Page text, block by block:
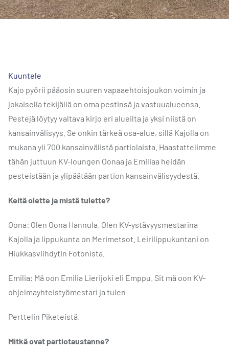
Kuuntele
Kajo pyörii pääosin suuren vapaaehtoisjoukon voimin ja
jokaisella tekijällä on oma pestinsä ja vastuualueensa.
Pestejä löytyy valtava kirjo eri alueilta ja yksi niistä on
kansainvälisyys. Se onkin tärkeä osa-alue, sillä Kajolla on
mukana yli 700 kansainvälistä partiolaista. Haastattelimme
tähän juttuun KV-loungen Oonaa ja Emiliaa heidän
pesteistään ja ylipäätään partion kansainvälisyydestä.
Keitä olette ja mistä tulette?
Oona: Olen Oona Hannula. Olen KV-ystävyysmestarina
Kajolla ja lippukunta on Merimetsot. Leirilippukuntani on
Hiukkasviihdytin Fotonista.
Emilia: Mä oon Emilia Lierijoki eli Emppu. Sit mä oon KV-
ohjelmayhteistyömestari ja tulen
Perttelin Piketeistä.
Mitkä ovat partiotaustanne?